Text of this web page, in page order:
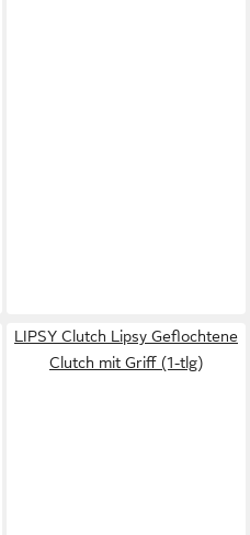
LIPSY Clutch Lipsy Geflochtene
Clutch mit Griff (1-tlg)